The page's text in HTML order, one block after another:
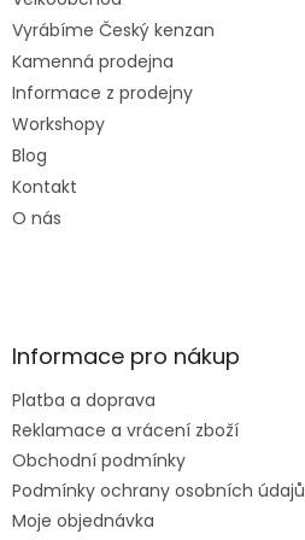
Vyrábíme Český kenzan
Kamenná prodejna
Informace z prodejny
Workshopy
Blog
Kontakt
O nás
Informace pro nákup
Platba a doprava
Reklamace a vrácení zboží
Obchodní podmínky
Podmínky ochrany osobních údajů
Moje objednávka